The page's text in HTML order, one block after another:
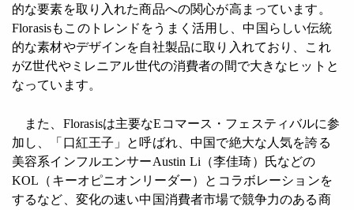
的な要素を取り入れた商品への関心が高まっています。
Florasisもこのトレンドをうまく活用し、中国らしい伝統
的な素材やデザインを自社製品に取り入れており、これ
がZ世代やミレニアル世代の消費者の間で大きなヒットと
なっています。
また、Florasisは主要なEコマース・フェスティバルに参
加し、「口紅王子」と呼ばれ、中国で絶大な人気を誇る
美容系インフルエンサーAustin Li（李佳琦）氏などの
KOL（キーオピニオンリーダー）とコラボレーションを
するなど、変化の速い中国消費者市場で競争力のある商